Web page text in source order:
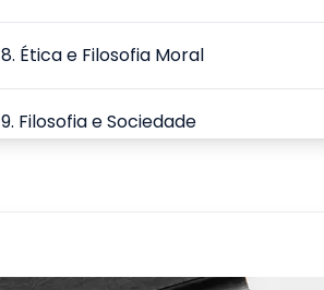
8. Ética e Filosofia Moral
9. Filosofia e Sociedade